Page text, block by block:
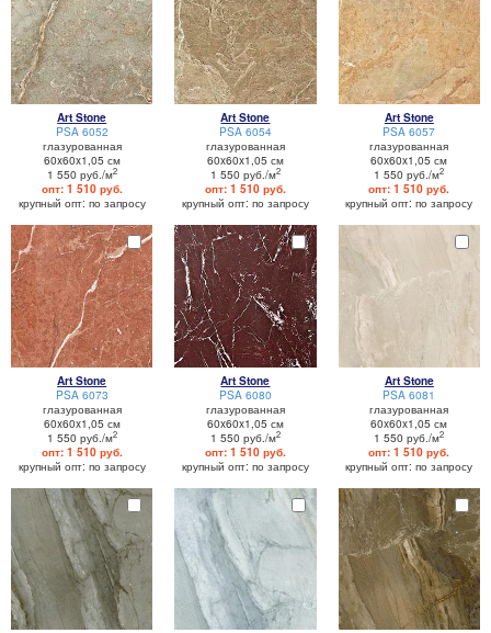
Art Stone
PSA 6052
глазурованная
60x60x1,05 см
1 550 руб./м2
опт: 1 510 руб.
крупный опт: по запросу
Art Stone
PSA 6054
глазурованная
60x60x1,05 см
1 550 руб./м2
опт: 1 510 руб.
крупный опт: по запросу
Art Stone
PSA 6057
глазурованная
60x60x1,05 см
1 550 руб./м2
опт: 1 510 руб.
крупный опт: по запросу
Art Stone
PSA 6073
глазурованная
60x60x1,05 см
1 550 руб./м2
опт: 1 510 руб.
крупный опт: по запросу
Art Stone
PSA 6080
глазурованная
60x60x1,05 см
1 550 руб./м2
опт: 1 510 руб.
крупный опт: по запросу
Art Stone
PSA 6081
глазурованная
60x60x1,05 см
1 550 руб./м2
опт: 1 510 руб.
крупный опт: по запросу